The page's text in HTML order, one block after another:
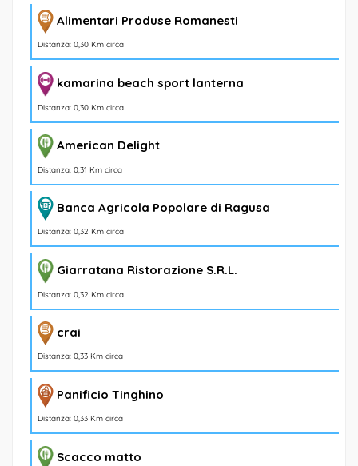
Alimentari Produse Romanesti
Distanza: 0,30 Km circa
kamarina beach sport lanterna
Distanza: 0,30 Km circa
American Delight
Distanza: 0,31 Km circa
Banca Agricola Popolare di Ragusa
Distanza: 0,32 Km circa
Giarratana Ristorazione S.R.L.
Distanza: 0,32 Km circa
crai
Distanza: 0,33 Km circa
Panificio Tinghino
Distanza: 0,33 Km circa
Scacco matto